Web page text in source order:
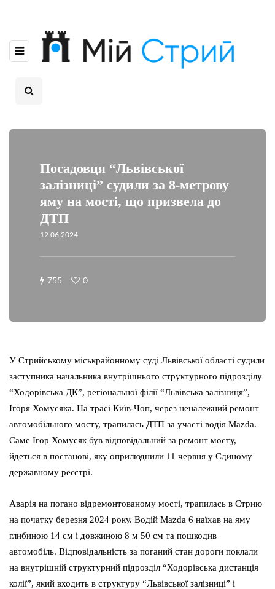
Посадовця “Львівської
залізниці” судили за 8-метрову
яму на мості, що призвела до
ДТП
12.06.2024
755 0
У Стрийському міськрайонному суді Львівської області судили
заступника начальника внутрішнього структурного підрозділу
“Ходорівська ДК”, регіональної філії “Львівська залізниця”,
Ігоря Хомусяка. На трасі Київ-Чоп, через неналежний ремонт
автомобільного мосту, трапилась ДТП за участі водія Mazda.
Саме Ігор Хомусяк був відповідальний за ремонт мосту,
йдеться в постанові, яку оприлюднили 11 червня у Єдиному
державному реєстрі.
Аварія на погано відремонтованому мості, трапилась в Стрию
на початку березня 2024 року. Водій Mazda 6 наїхав на яму
глибиною 14 см і довжиною 8 м 50 см та пошкодив
автомобіль. Відповідальність за поганий стан дороги поклали
на внутрішній структурний підрозділ “Ходорівська дистанція
колії”, який входить в структуру “Львівської залізниці” і